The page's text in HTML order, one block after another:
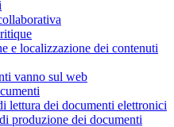
e localizzazione dei contenuti
vanno sul web
lettura dei documenti elettronici
produzione dei documenti